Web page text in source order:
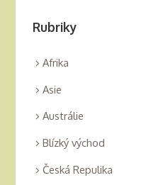
Rubriky
Afrika
Asie
Austrálie
Blízký východ
Česká Repulika